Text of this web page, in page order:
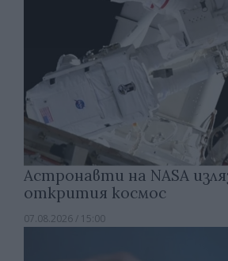
Астронавти на NASA
открития космос
07.08.2026 / 15:00